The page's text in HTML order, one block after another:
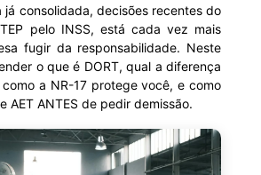
já consolidada, decisões recentes do
pelo INSS, está cada vez mais
fugir da responsabilidade. Neste
o que é DORT, qual a diferença
a NR-17 protege você, e como
AET ANTES de pedir demissão.